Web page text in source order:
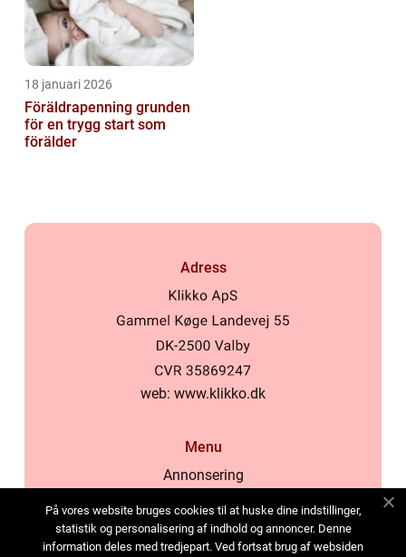
18 januari 2026
Föräldrapenning grunden
för en trygg start som
förälder
Adress
web: www.klikko.dk
Menu
Annonsering
Cookies
Kontakta oss
På vores website bruges cookies til at huske dine indstillinger,
statistik og personalisering af indhold og annoncer. Denne
information deles med tredjepart. Ved fortsat brug af websiden